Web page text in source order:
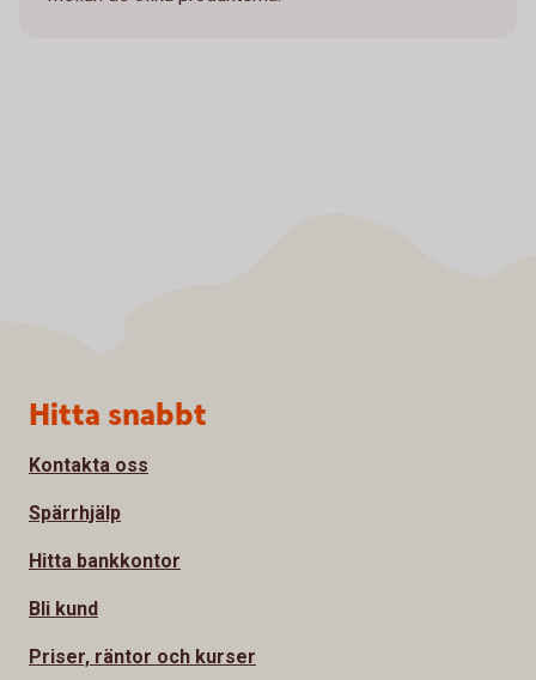
Sidfot
Hitta snabbt
Kontakta oss
Spärrhjälp
Hitta bankkontor
Bli kund
Priser, räntor och kurser